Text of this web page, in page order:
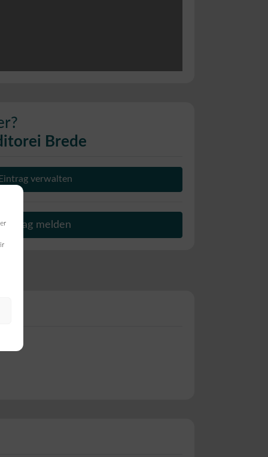
Brede
Eintrag verwalten
melden